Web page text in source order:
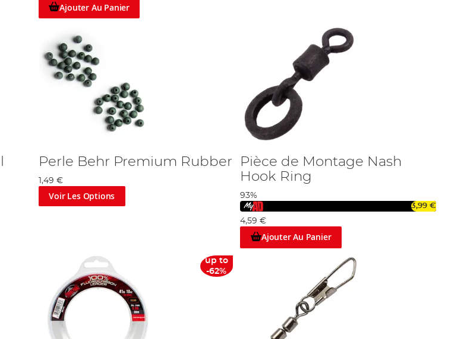
Ajouter Au Panier
Perle Behr Premium Rubber
1,49 €
Voir Les Options
Pièce de Montage Nash
Hook Ring
93%
3,99 €
4,59 €
Ajouter Au Panier
up to
-62%